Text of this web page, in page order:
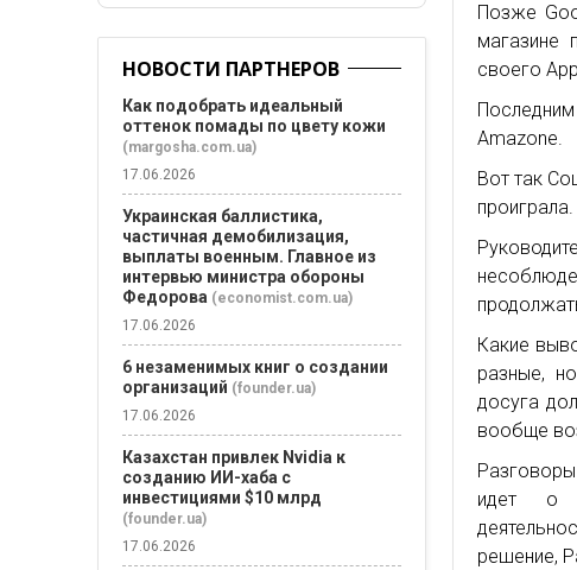
Позже
магазине
своего
Amazone.
Вот так
проиграла.
Какие
разные,
досуга
вообще
идет о
решение,
НОВОСТИ ПАРТНЕРОВ
Как подобрать идеальный
оттенок помады по цвету кожи
(margosha.com.ua)
17.06.2026
Украинская баллистика,
частичная демобилизация,
выплаты военным. Главное из
интервью министра обороны
Федорова (economist.com.ua)
17.06.2026
6 незаменимых книг о создании
организаций (founder.ua)
17.06.2026
Казахстан привлек Nvidia к
созданию ИИ-хаба с
инвестициями $10 млрд
(founder.ua)
17.06.2026